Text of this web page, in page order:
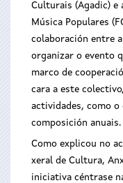
Culturais (Agadic) e
Música Populares
colaboración entre
organizar o evento
marco de
cara a este
actividades, como o
composición anuais.
Como explicou no
xeral de Cultura,
iniciativa céntrase